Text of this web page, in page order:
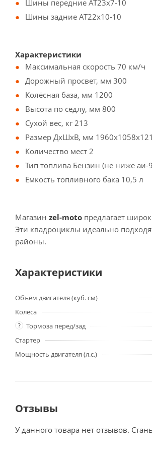
Шины передние AT23х7-10
Шины задние AT22х10-10
Характеристики
Максимальная скорость 70 км/ч
Дорожный просвет, мм 300
Колёсная база, мм 1200
Высота по седлу, мм 800
Сухой вес, кг 213
Размер ДхШхВ, мм
Количество мест 2
Тип топлива Бензин (не ниже аи-
Ёмкость топливного бака 10,5 л
Магазин zel-moto предлагает
Эти квадроциклы идеально
районы.
Характеристики
Объём двигателя (куб. см)
Колеса
? Тормоза перед/зад
Стартер
Мощность двигателя (л.с.)
Отзывы
У данного товара нет отзывов.